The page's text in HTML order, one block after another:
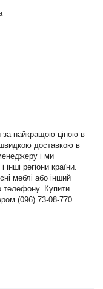
за найкращою ціною в
швидкою доставкою в
і ми
регіони країни.
меблі або інший
телефону. Купити
(096) 73-08-770.